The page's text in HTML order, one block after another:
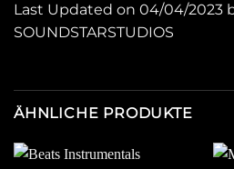
Last Updated on 04/04/2023
SOUNDSTARSTUDIOS
ÄHNLICHE PRODUKTE